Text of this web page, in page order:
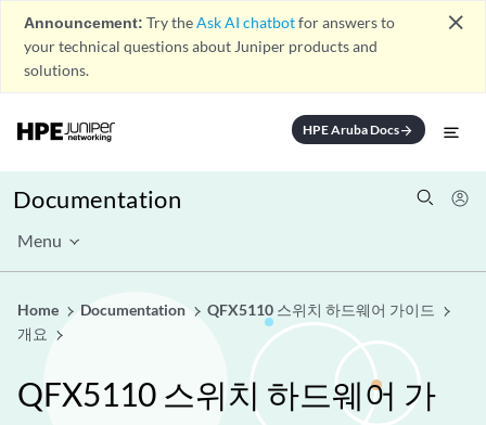
Announcement: Try theAsk AI chatbotfor answers to
your technical questions about Juniper products and
solutions.
close
HPE Aruba Docsarrow_forward
Documentation
Menu
Home Documentation
QFX5110 스위치 하드웨어 가이드
개요
QFX5110 스위치 하드웨어 가